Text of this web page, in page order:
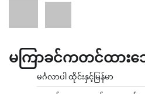
မကြာခင်ကတင်ထားသ
မင်္ဂလာပါ ထိုင်းနှင့်မြန်မာ